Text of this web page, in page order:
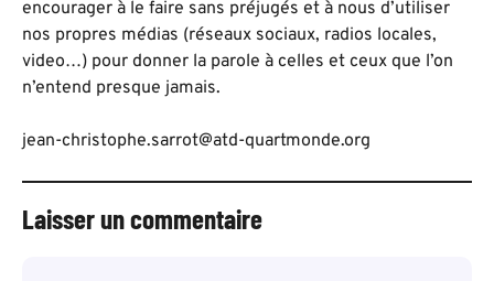
encourager à le faire sans préjugés et à nous d’utiliser
nos propres médias (réseaux sociaux, radios locales,
video…) pour donner la parole à celles et ceux que l’on
n’entend presque jamais.
jean-christophe.sarrot@atd-quartmonde.org
Laisser un commentaire